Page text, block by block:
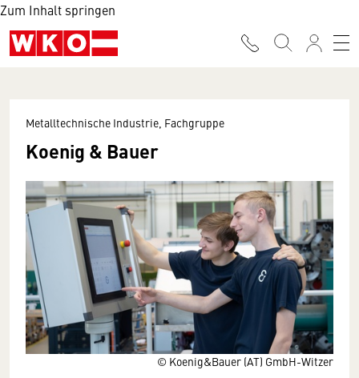
Zum Inhalt springen
© Koenig&Bauer (AT) GmbH-Witzer
Metalltechnische Industrie, Fachgruppe
Koenig & Bauer